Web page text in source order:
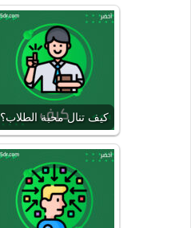
كيف تنال محبة الطلاب؟